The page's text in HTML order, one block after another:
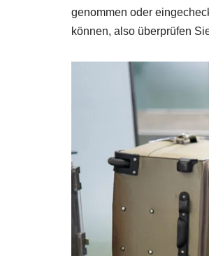
genommen oder
können, also überprüfen